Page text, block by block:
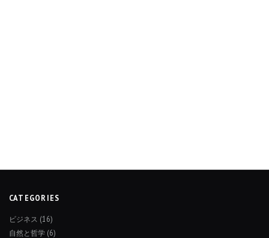
CATEGORIES
ビジネス (16)
自然と哲学 (6)